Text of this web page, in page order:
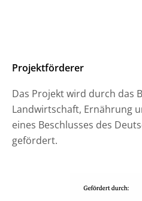
Projektförderer
Das Projekt wird durch das
Landwirtschaft, Ernährung
eines Beschlusses des
gefördert.